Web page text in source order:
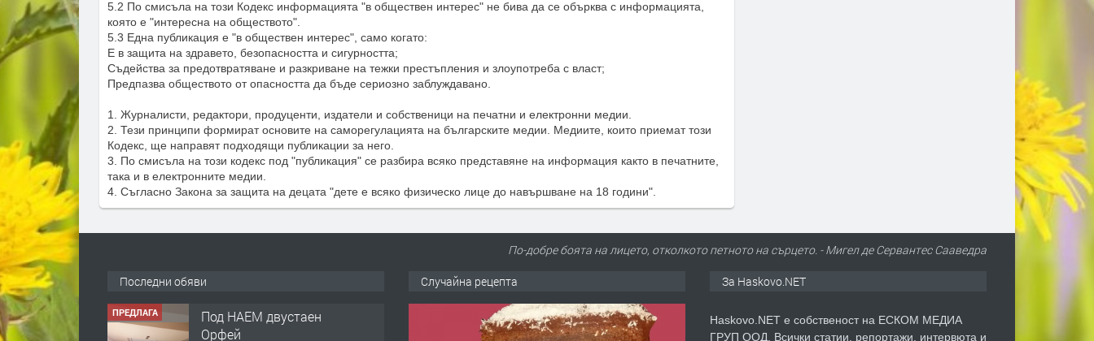
5.2 По смисъла на този Кодекс информацията "в обществен интерес" не бива да се обърква с информацията,
която е "интересна на обществото".
5.3 Една публикация е "в обществен интерес", само когато:
Е в защита на здравето, безопасността и сигурността;
Съдейства за предотвратяване и разкриване на тежки престъпления и злоупотреба с власт;
Предпазва обществото от опасността да бъде сериозно заблуждавано.
1. Журналисти, редактори, продуценти, издатели и собственици на печатни и електронни медии.
2. Тези принципи формират основите на саморегулацията на българските медии. Медиите, които приемат този
Кодекс, ще направят подходящи публикации за него.
3. По смисъла на този кодекс под "публикация" се разбира всяко представяне на информация както в печатните,
така и в електронните медии.
4. Съгласно Закона за защита на децата "дете е всяко физическо лице до навършване на 18 години".
По-добре боята на лицето, отколкото петното на сърцето. - Мигел де Сервантес Сааведра
Последни обяви
ПРЕДЛАГА
Нов апартамент на ул.
Липа до Езикова
Случайна рецепта За Haskovo.NET
Haskovo.NET е собственост на ЕСКОМ МЕДИА
ГРУП ООД. Всички статии, репортажи, интервюта и